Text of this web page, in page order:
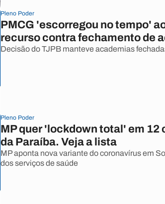
Pleno Poder
PMCG 'escorregou no tempo'
recurso contra fechamento de
Decisão do TJPB manteve academias
Pleno Poder
MP quer 'lockdown total' em 12
da Paraíba. Veja a lista
MP aponta nova variante do coronavírus em
dos serviços de saúde